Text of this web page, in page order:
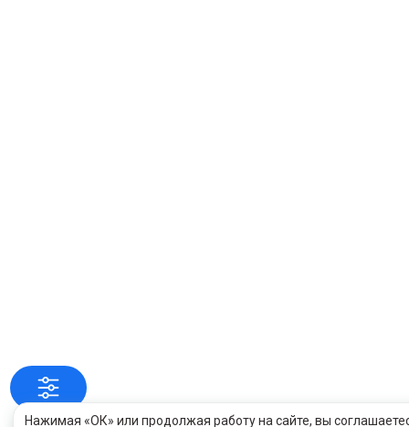
Нажимая «ОК» или продолжая работу на сайте, вы